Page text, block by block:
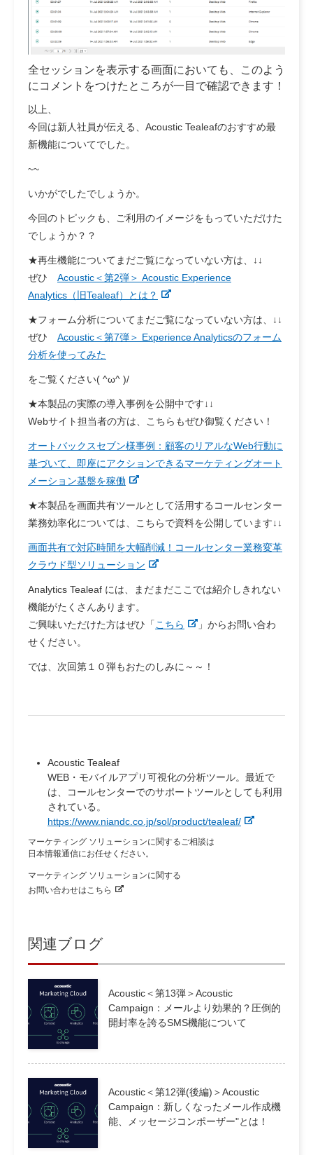
全セッションを表示する画面においても、このよう
にコメントをつけたところが一目で確認できます！
以上、
今回は新人社員が伝える、Acoustic Tealeafのおすすめ最
新機能についてでした。
~~
いかがでしたでしょうか。
今回のトピックも、ご利用のイメージをもっていただけた
でしょうか？？
★再生機能についてまだご覧になっていない方は、↓↓
ぜひ Acoustic＜第2弾＞ Acoustic Experience
Analytics（旧Tealeaf）とは？
★フォーム分析についてまだご覧になっていない方は、↓↓
ぜひ Acoustic＜第7弾＞ Experience Analyticsのフォーム
分析を使ってみた
をご覧ください( ^ω^ )/
★本製品の実際の導入事例を公開中です↓↓
Webサイト担当者の方は、こちらもぜひ御覧ください！
オートバックスセブン様事例：顧客のリアルなWeb行動に
基づいて、即座にアクションできるマーケティングオート
メーション基盤を稼働
★本製品を画面共有ツールとして活用するコールセンター
業務効率化については、こちらで資料を公開しています↓↓
画面共有で対応時間を大幅削減！コールセンター業務変革
クラウド型ソリューション
Analytics Tealeaf には、まだまだここでは紹介しきれない
機能がたくさんあります。
ご興味いただけた方はぜひ 「こちら 」 からお問い合わ
せください。
では、次回第１０弾もおたのしみに～～！
Acoustic Tealeaf
WEB・モバイルアプリ可視化の分析ツール。最近で
は、コールセンターでのサポートツールとしても利用
されている。
https://www.niandc.co.jp/sol/product/tealeaf/
マーケティング ソリューションに関するご相談は
日本情報通信にお任せください。
マーケティング ソリューションに関する
お問い合わせはこちら
関連ブログ
Acoustic＜第13弾＞Acoustic
Campaign：メールより効果的？圧倒的
開封率を誇るSMS機能について
Acoustic＜第12弾(後編)＞Acoustic
Campaign：新しくなったメール作成機
能、メッセージコンポーザー"とは！